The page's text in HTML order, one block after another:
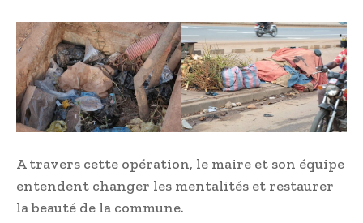
A travers cette opération, le maire et son équipe
entendent changer les mentalités et restaurer
la beauté de la commune.